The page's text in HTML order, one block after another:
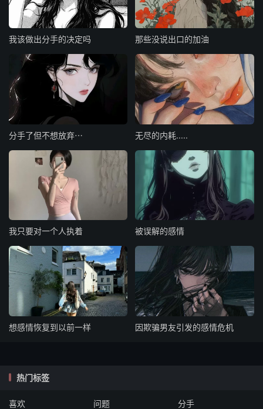
我该做出分手的决定吗 那些没说出口的加油
分手了但不想放弃⋯ 无尽的内耗.....
我只要对一个人执着 被误解的感情
想感情恢复到以前一样 因欺骗男友引发的感情危机
热门标签
喜欢 问题
分手